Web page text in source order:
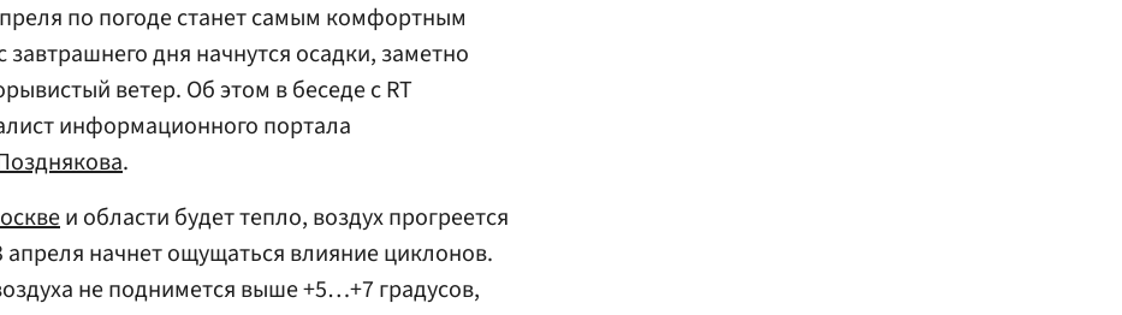
по погоде станет самым комфортным
дня начнутся осадки, заметно
ветер. Об этом в беседе с RT
информационного портала
.
и области будет тепло, воздух прогреется
апреля начнет ощущаться влияние циклонов.
не поднимется выше +5…+7 градусов,